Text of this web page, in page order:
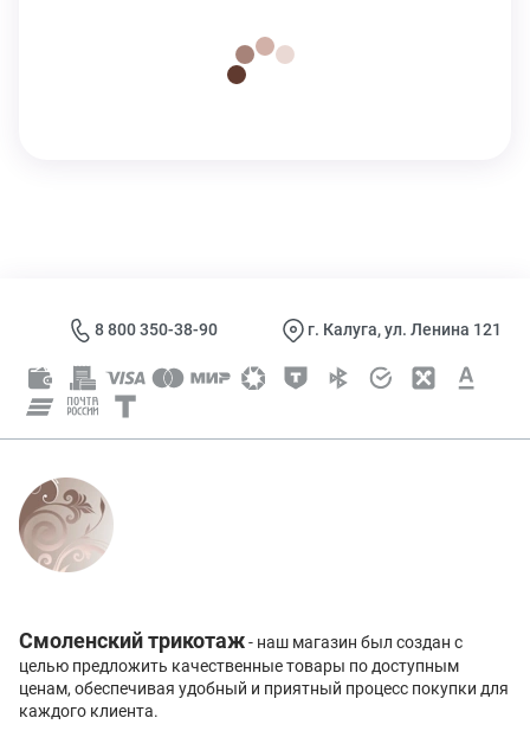
8 800 350-38-90 г. Калуга, ул. Ленина 121
Смоленский трикотаж- наш магазин был создан с
целью предложить качественные товары по доступным
ценам, обеспечивая удобный и приятный процесс покупки для
каждого клиента.